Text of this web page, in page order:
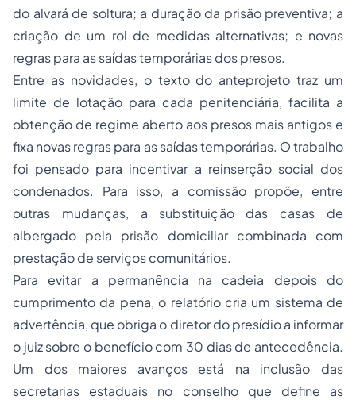
do alvará de soltura; a duração da prisão preventiva; a
criação de um rol de medidas alternativas; e novas
regras para as saídas temporárias dos presos.
Entre as novidades, o texto do anteprojeto traz um
limite de lotação para cada penitenciária, facilita a
obtenção de regime aberto aos presos mais antigos e
fixa novas regras para as saídas temporárias. O trabalho
foi pensado para incentivar a reinserção social dos
condenados. Para isso, a comissão propõe, entre
outras mudanças, a substituição das casas de
albergado pela prisão domiciliar combinada com
prestação de serviços comunitários.
Para evitar a permanência na cadeia depois do
cumprimento da pena, o relatório cria um sistema de
advertência, que obriga o diretor do presídio a informar
o juiz sobre o benefício com 30 dias de antecedência.
Um dos maiores avanços está na inclusão das
secretarias estaduais no conselho que define as